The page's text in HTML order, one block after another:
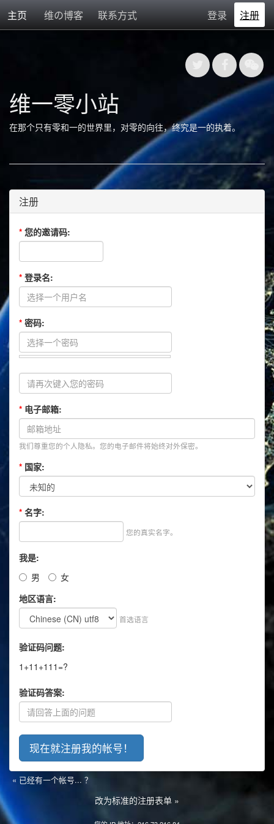
主页 维の博客 联系方式 登录 注册
维一零小站
在那个只有零和一的世界里，对零的向往，终究是一的执着。
注册
* 您的邀请码:
* 登录名:
* 密码:
* 电子邮箱:
我们尊重您的个人隐私。您的电子邮件将始终对外保密。
* 国家:
* 名字:
您的真实名字。
我是:
男
女
地区语言:
首选语言
验证码问题:
1+11+111=?
验证码答案:
« 已经有一个帐号... ？
改为标准的注册表单 »